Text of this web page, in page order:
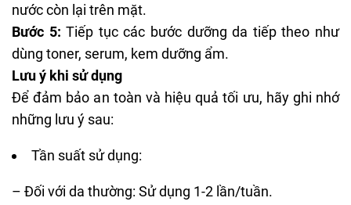
nước còn lại trên mặt.
Bước 5: Tiếp tục các bước dưỡng da tiếp theo như
dùng toner, serum, kem dưỡng ẩm.
Lưu ý khi sử dụng
Để đảm bảo an toàn và hiệu quả tối ưu, hãy ghi nhớ
những lưu ý sau:
Tần suất sử dụng:
– Đối với da thường: Sử dụng 1-2 lần/tuần.